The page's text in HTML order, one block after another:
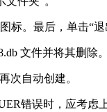
标。最后，单击“
文件并将其删除
次自动创建。
错误时，应考虑